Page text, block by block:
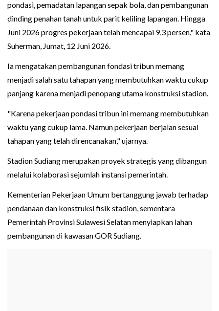
pondasi, pemadatan lapangan sepak bola, dan pembangunan
dinding penahan tanah untuk parit keliling lapangan. Hingga
Juni 2026 progres pekerjaan telah mencapai 9,3 persen," kata
Suherman, Jumat, 12 Juni 2026.
Ia mengatakan pembangunan fondasi tribun memang
menjadi salah satu tahapan yang membutuhkan waktu cukup
panjang karena menjadi penopang utama konstruksi stadion.
"Karena pekerjaan pondasi tribun ini memang membutuhkan
waktu yang cukup lama. Namun pekerjaan berjalan sesuai
tahapan yang telah direncanakan," ujarnya.
Stadion Sudiang merupakan proyek strategis yang dibangun
melalui kolaborasi sejumlah instansi pemerintah.
Kementerian Pekerjaan Umum bertanggung jawab terhadap
pendanaan dan konstruksi fisik stadion, sementara
Pemerintah Provinsi Sulawesi Selatan menyiapkan lahan
pembangunan di kawasan GOR Sudiang.